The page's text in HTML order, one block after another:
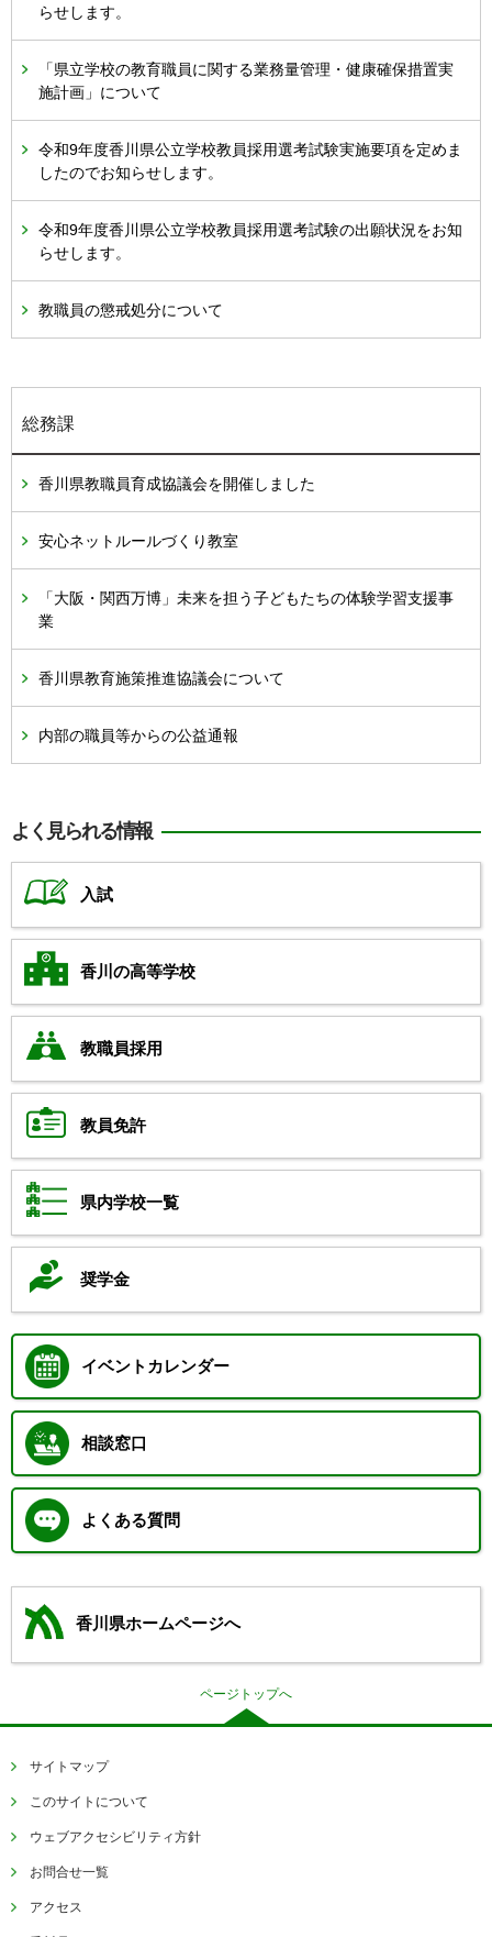
らせします。
「県立学校の教育職員に関する業務量管理・健康確保措置実
施計画」について
令和9年度香川県公立学校教員採用選考試験実施要項を定めま
したのでお知らせします。
令和9年度香川県公立学校教員採用選考試験の出願状況をお知
らせします。
教職員の懲戒処分について
総務課
香川県教職員育成協議会を開催しました
安心ネットルールづくり教室
「大阪・関西万博」未来を担う子どもたちの体験学習支援事
業
香川県教育施策推進協議会について
内部の職員等からの公益通報
よく見られる情報
入試
香川の高等学校
教職員採用
教員免許
県内学校一覧
奨学金
イベントカレンダー
相談窓口
よくある質問
香川県ホームページへ
ページトップへ
サイトマップ
このサイトについて
ウェブアクセシビリティ方針
お問合せ一覧
アクセス